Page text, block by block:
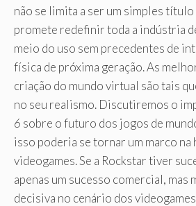
não se limita a ser um simples
promete redefinir toda a indústria
meio do uso sem precedentes de
física de próxima geração. As
criação do mundo virtual são tais
no seu realismo. Discutiremos o
6 sobre o futuro dos jogos de
isso poderia se tornar um marco
videogames. Se a Rockstar tiver
apenas um sucesso comercial, mas
decisiva no cenário dos